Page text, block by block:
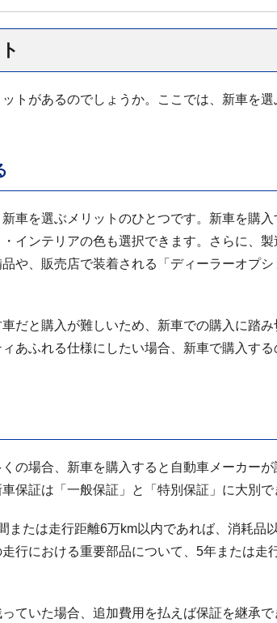
トがあるのでしょうか。ここでは、新車を
車を選ぶメリットのひとつです。新車を購
インテリアの色も選択できます。さらに、
品や、販売店で装着される「ディーラーオプ
だと購入が難しいため、新車での購入に踏
あふれる仕様にしたい場合、新車で購入す
の場合、新車を購入すると自動車メーカーが
保証は「一般保証」と「特別保証」に大別で
または走行距離6万km以内であれば、消耗品
行における重要部品について、5年または走
ていた場合、追加費用を払えば保証を継承